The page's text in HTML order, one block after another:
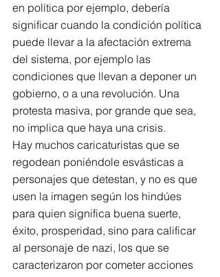
en política por ejemplo, debería
significar cuando la condición política
puede llevar a la afectación extrema
del sistema, por ejemplo las
condiciones que llevan a deponer un
gobierno, o a una revolución. Una
protesta masiva, por grande que sea,
no implica que haya una crisis.
Hay muchos caricaturistas que se
regodean poniéndole esvásticas a
personajes que detestan, y no es que
usen la imagen según los hindúes
para quien significa buena suerte,
éxito, prosperidad, sino para calificar
al personaje de nazi, los que se
caracterizaron por cometer acciones